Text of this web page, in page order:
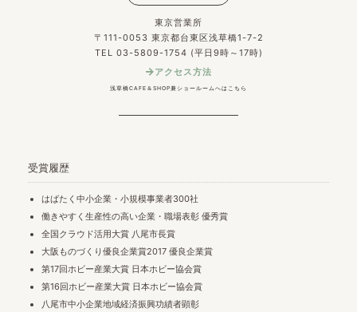
東京営業所
〒111-0053 東京都台東区浅草橋1-7-2
TEL 03-5809-1754 (平日9時～17時)
アクセス方法
浅草橋CAFE＆SHOP兼ショールームへはこちら
受賞履歴
はばたく中小企業・小規模事業者300社
働きやすく生産性の高い企業・職場表彰 優秀賞
全国クラウド活用大賞 八尾市長賞
大阪ものづくり優良企業賞2017 優良企業賞
第17回ホビー産業大賞 日本ホビー協会賞
第16回ホビー産業大賞 日本ホビー協会賞
八尾市中小企業地域経済振興功績者顕彰